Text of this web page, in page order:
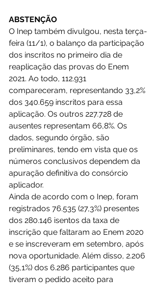
ABSTENÇÃO
O Inep também divulgou, nesta terça-
feira (11/1), o balanço da participação
dos inscritos no primeiro dia de
reaplicação das provas do Enem
2021. Ao todo, 112.931
compareceram, representando 33,2%
dos 340.659 inscritos para essa
aplicação. Os outros 227.728 de
ausentes representam 66,8%. Os
dados, segundo órgão, são
preliminares, tendo em vista que os
números conclusivos dependem da
apuração definitiva do consórcio
aplicador.
Ainda de acordo com o Inep, foram
registrados 76.535 (27,3%) presentes
dos 280.146 isentos da taxa de
inscrição que faltaram ao Enem 2020
e se inscreveram em setembro, após
nova oportunidade. Além disso, 2.206
(35,1%) dos 6.286 participantes que
tiveram o pedido aceito para